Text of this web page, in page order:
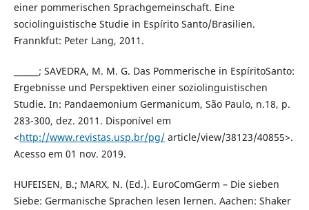
einer pommerischen Sprachgemeinschaft. Eine
sociolinguistische Studie in Espírito Santo/Brasilien.
Frannkfut: Peter Lang, 2011.
______; SAVEDRA, M. M. G. Das Pommerische in EspíritoSanto:
Ergebnisse und Perspektiven einer soziolinguistischen
Studie. In: Pandaemonium Germanicum, São Paulo, n.18, p.
283-300, dez. 2011. Disponível em
<http://www.revistas.usp.br/pg/article/view/38123/40855>.
Acesso em 01 nov. 2019.
HUFEISEN, B.; MARX, N. (Ed.). EuroComGerm – Die sieben
Siebe: Germanische Sprachen lesen lernen. Aachen: Shaker